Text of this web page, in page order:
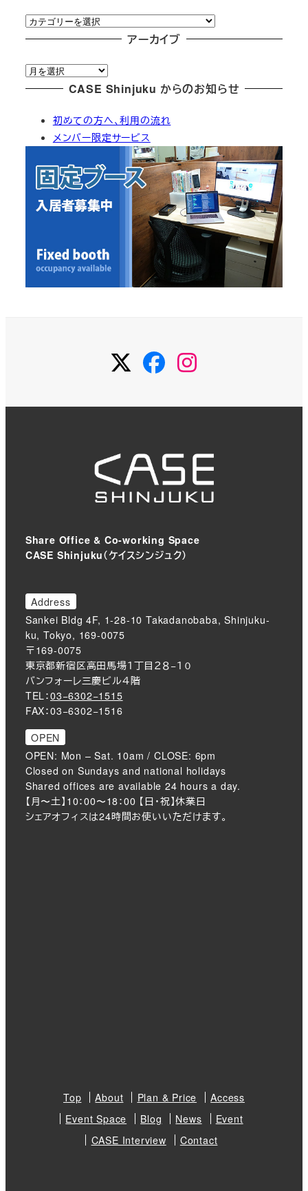
カ
テ
リ
ー
アーカイブ
ア
ー
CASE Shinjuku からのお知らせ
初めての方へ、利用の流れ
メンバー限定サービス
TwitterFacebook
Share Office & Co-working Space
CASE Shinjuku（ケイスシンジュク）
Address
Sankei Bldg 4F, 1-28-10 Takadanobaba, Shinjuku-
ku, Tokyo, 169-0075
〒169-0075
東京都新宿区高田馬場１丁目２８−１０
バンフォーレ三慶ビル４階
TEL：03−6302−1515
FAX：03−6302−1516
OPEN
OPEN: Mon – Sat. 10am / CLOSE: 6pm
Closed on Sundays and national holidays
Shared offices are available 24 hours a day.
【月〜土】10：00〜18：00 【日・祝】休業日
シェアオフィスは24時間お使いいただけます。
Top About Plan & Price
Access
Event Space
Blog News
Event
CASE Interview
Contact